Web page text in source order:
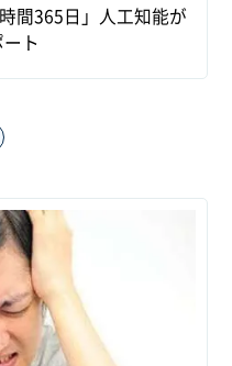
間365日」人工知能が
ト